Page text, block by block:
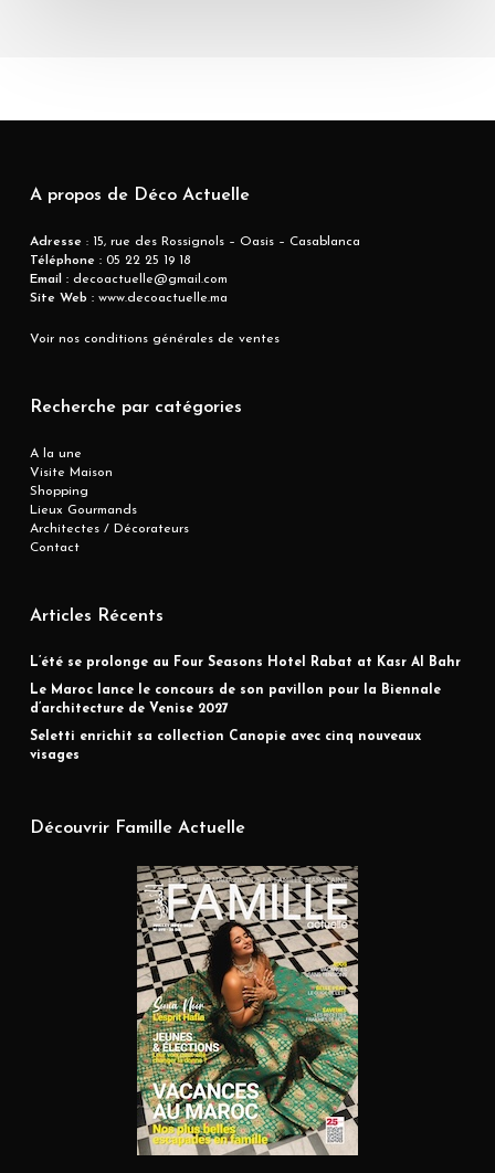
A propos de Déco Actuelle
Adresse : 15, rue des Rossignols – Oasis – Casablanca
Téléphone :05 22 25 19 18
Email :decoactuelle@gmail.com
Site Web :www.decoactuelle.ma
Voir nos conditions générales de ventes
Recherche par catégories
A la une
Visite Maison
Shopping
Lieux Gourmands
Architectes / Décorateurs
Contact
Articles Récents
L’été se prolonge au Four Seasons Hotel Rabat at Kasr Al Bahr
Le Maroc lance le concours de son pavillon pour la Biennale
d’architecture de Venise 2027
Seletti enrichit sa collection Canopie avec cinq nouveaux
visages
Découvrir Famille Actuelle